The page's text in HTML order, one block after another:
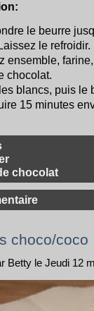
le beurre
le refroidir.
ensemble,
chocolat.
blancs, puis le
15 minutes
chocolat
choco/coco
Betty le Jeudi 12